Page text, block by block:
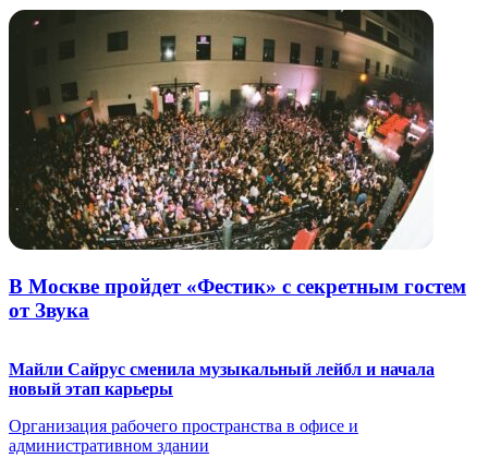
В Москве пройдет «Фестик» с секретным гостем
от Звука
Майли Сайрус сменила музыкальный лейбл и начала
новый этап карьеры
Организация рабочего пространства в офисе и
административном здании